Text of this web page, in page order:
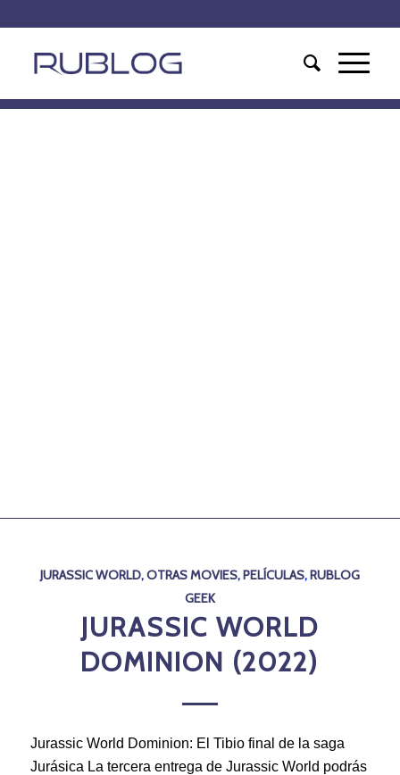
JURASSIC WORLD,OTRAS MOVIES,PELÍCULAS,RUBLOG
GEEK
JURASSIC WORLD
DOMINION (2022)
Jurassic World Dominion: El Tibio final de la saga
Jurásica La tercera entrega de Jurassic World podrás